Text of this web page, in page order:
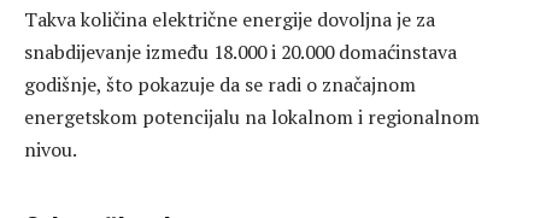
Takva količina električne energije dovoljna je za
snabdijevanje između 18.000 i 20.000 domaćinstava
godišnje, što pokazuje da se radi o značajnom
energetskom potencijalu na lokalnom i regionalnom
nivou.